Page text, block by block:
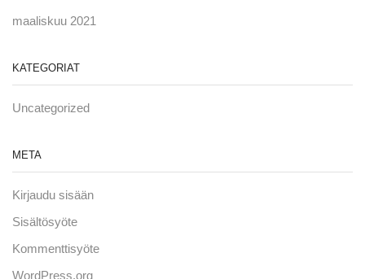
maaliskuu 2021
KATEGORIAT
Uncategorized
META
Kirjaudu sisään
Sisältösyöte
Kommenttisyöte
WordPress.org